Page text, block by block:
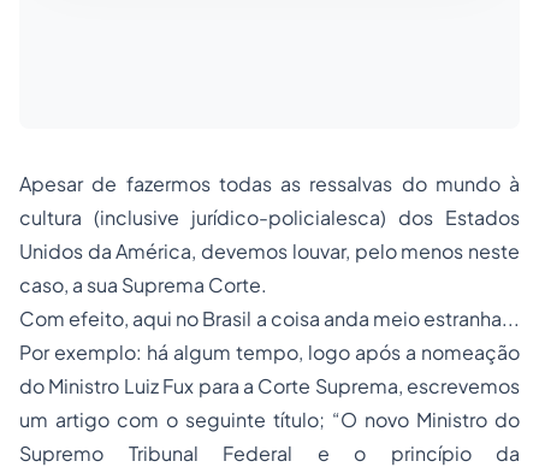
Apesar de fazermos todas as ressalvas do mundo à
cultura (inclusive jurídico-policialesca) dos Estados
Unidos da América, devemos louvar, pelo menos neste
caso, a sua Suprema Corte.
Com efeito, aqui no Brasil a coisa anda meio estranha...
Por exemplo: há algum tempo, logo após a nomeação
do Ministro Luiz Fux para a Corte Suprema, escrevemos
um artigo com o seguinte título; “O novo Ministro do
Supremo Tribunal Federal e o princípio da